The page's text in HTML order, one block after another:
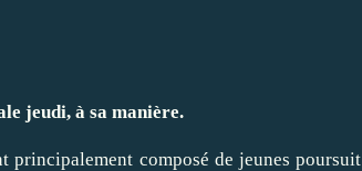
jeudi, à sa manière.
principalement composé de jeunes poursuit